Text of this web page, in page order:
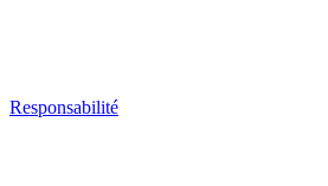
Responsabilité